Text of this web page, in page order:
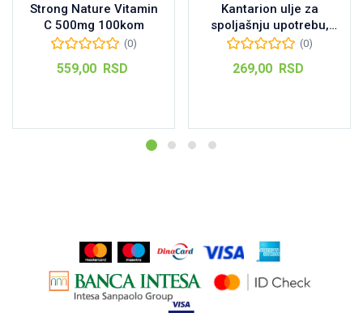
Strong Nature Vitamin
C 500mg 100kom
(0)
559,00 RSD
Kantarion ulje za
spoljašnju upotrebu,
30ml
(0)
269,00 RSD